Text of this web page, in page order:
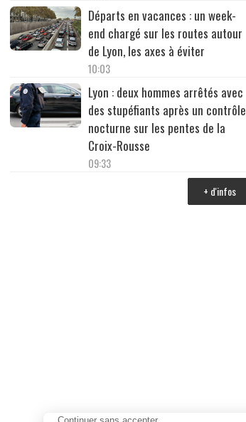
Départs en vacances : un week-
end chargé sur les routes autour
de Lyon, les axes à éviter
10:03
Lyon : deux hommes arrêtés avec
des stupéfiants après un contrôle
nocturne sur les pentes de la
Croix-Rousse
09:33
+ d'infos